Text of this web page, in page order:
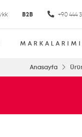
B2B +90 444
Anasayfa